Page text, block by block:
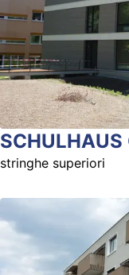
SCHULHAUS
stringhe superiori